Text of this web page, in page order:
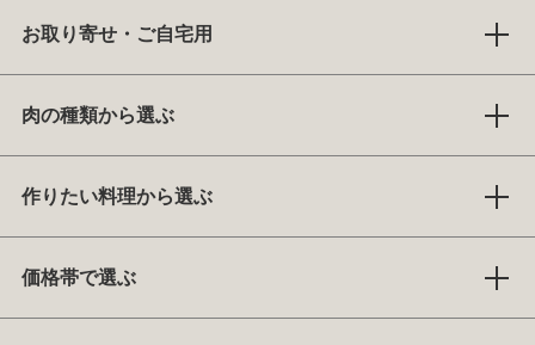
お取り寄せ・ご自宅用
肉の種類から選ぶ
作りたい料理から選ぶ
価格帯で選ぶ